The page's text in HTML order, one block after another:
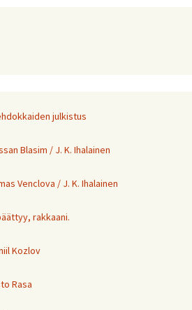
julkistus
Bla­sim / J. K. Ihalainen
Venclova / J. K. Ihalainen
rakkaani.
Kozlov
Rasa